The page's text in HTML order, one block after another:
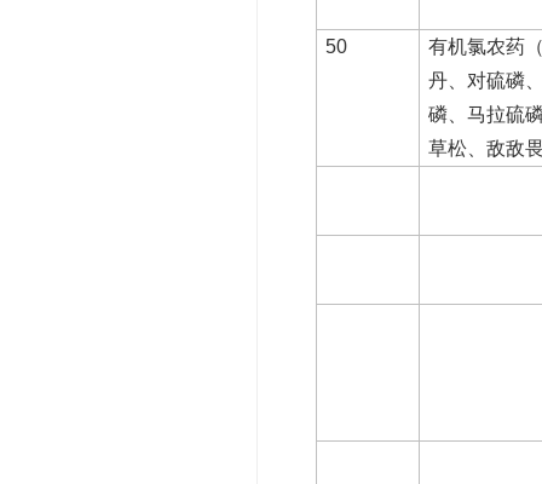
50
有机氯农药
丹、对硫磷
磷、马拉硫
草松、敌敌